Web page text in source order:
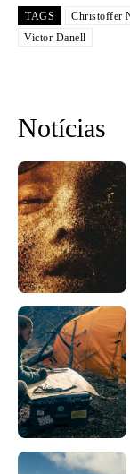
TAGS Christoffer
Victor Danell
Notícias